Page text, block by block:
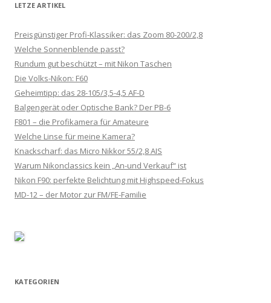
LETZE ARTIKEL
Preisgünstiger Profi-Klassiker: das Zoom 80-200/2,8
Welche Sonnenblende passt?
Rundum gut beschützt – mit Nikon Taschen
Die Volks-Nikon: F60
Geheimtipp: das 28-105/3,5-4,5 AF-D
Balgengerät oder Optische Bank? Der PB-6
F801 – die Profikamera für Amateure
Welche Linse für meine Kamera?
Knackscharf: das Micro Nikkor 55/2,8 AIS
Warum Nikonclassics kein „An-und Verkauf“ ist
Nikon F90: perfekte Belichtung mit Highspeed-Fokus
MD-12 – der Motor zur FM/FE-Familie
KATEGORIEN